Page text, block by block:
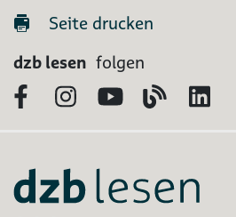
Seite drucken
dzb lesen folgen
FacebookInstagram
YouTubeBlog